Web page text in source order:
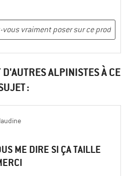
ALPINISTES À CE
:
ME DIRE SI ÇA TAILLE